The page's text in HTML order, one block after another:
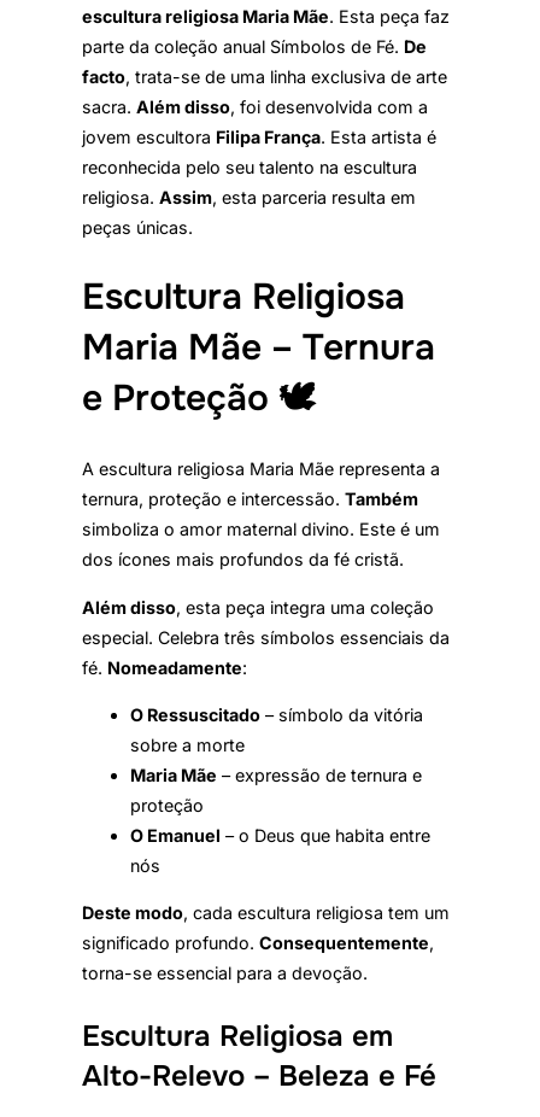
escultura religiosa Maria Mãe. Esta peça faz
parte da coleção anual Símbolos de Fé. De
facto, trata-se de uma linha exclusiva de arte
sacra. Além disso, foi desenvolvida com a
jovem escultora Filipa França. Esta artista é
reconhecida pelo seu talento na escultura
religiosa. Assim, esta parceria resulta em
peças únicas.
Escultura Religiosa
Maria Mãe – Ternura
e Proteção 🕊️
A escultura religiosa Maria Mãe representa a
ternura, proteção e intercessão. Também
simboliza o amor maternal divino. Este é um
dos ícones mais profundos da fé cristã.
Além disso, esta peça integra uma coleção
especial. Celebra três símbolos essenciais da
fé. Nomeadamente:
O Ressuscitado – símbolo da vitória
sobre a morte
Maria Mãe – expressão de ternura e
proteção
O Emanuel – o Deus que habita entre
nós
Deste modo, cada escultura religiosa tem um
significado profundo. Consequentemente,
torna-se essencial para a devoção.
Escultura Religiosa em
Alto-Relevo – Beleza e Fé